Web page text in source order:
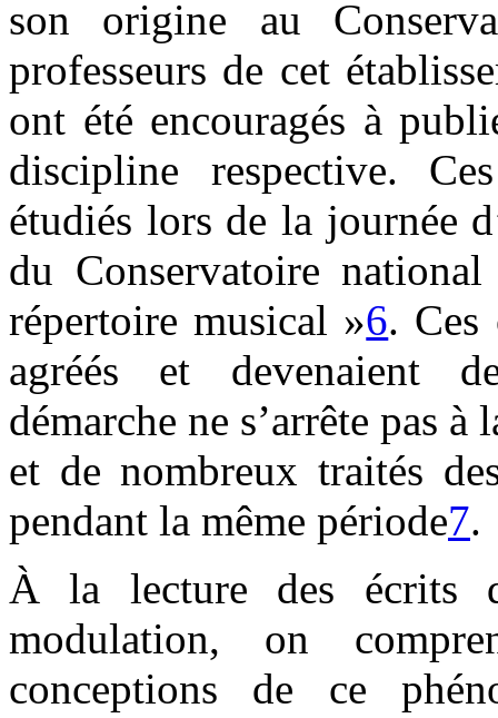
son origine au
professeurs de cet
ont été encouragés à
discipline respective.
étudiés lors de la journée
du Conservatoire
répertoire musical »6. Ces
agréés et devenaient
démarche ne s’arrête pas
et de nombreux traités
pendant la même période7.
À la lecture des écrits
modulation, on
conceptions de ce